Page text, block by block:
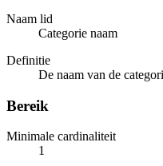
Naam lid
Categorie naam
Definitie
De naam van de
Bereik
Minimale cardinaliteit
1